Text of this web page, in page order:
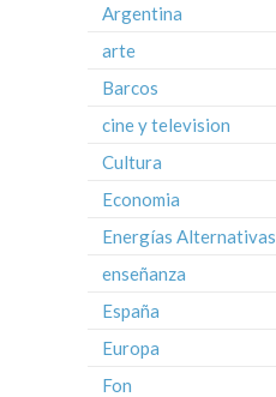
Argentina
arte
Barcos
cine y television
Cultura
Economia
Energías Alternativas
enseñanza
España
Europa
Fon